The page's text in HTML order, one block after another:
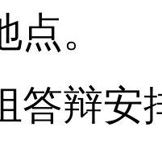
。
答辩安